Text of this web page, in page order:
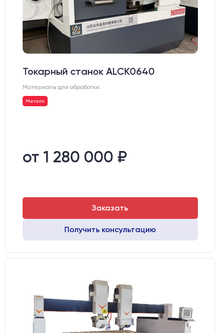
Токарный станок ALCK0640
Материалы для обработки:
Металл
от 1 280 000 ₽
Заказать
Получить консультацию